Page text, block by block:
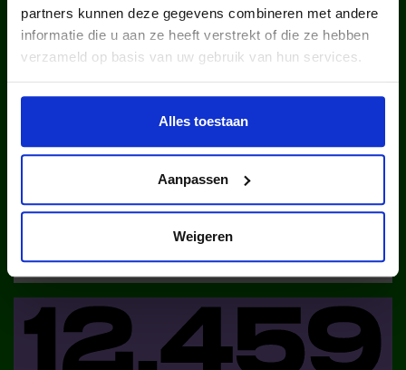
partners kunnen deze gegevens combineren met andere
informatie die u aan ze heeft verstrekt of die ze hebben
verzameld op basis van uw gebruik van hun services.
Alles toestaan
Aanpassen
Weigeren
kinderen en jongeren werden in
2025 via ons lid van een club.
kinderen en jongeren werden in
2025 via ons lid van een sportclub.